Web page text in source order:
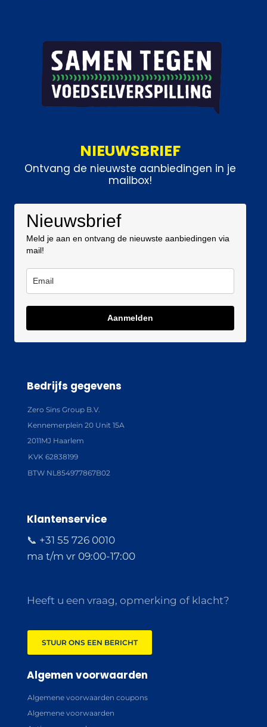
NIEUWSBRIEF
Ontvang de nieuwste aanbiedingen in je
mailbox!
Nieuwsbrief
Meld je aan en ontvang de nieuwste aanbiedingen via
mail!
Aanmelden
Bedrijfs gegevens
Zero Sins Group B.V.
Kennemerplein 20 Unit 15A
2011MJ Haarlem
KVK 62838199
BTW NL854977867B02
Klantenservice
📞 +31 55 726 0010
ma t/m vr 09:00-17:00
Heeft u een vraag, opmerking of klacht?
STUUR ONS EEN BERICHT
Algemen voorwaarden
Algemene voorwaarden coupons
Algemene voorwaarden